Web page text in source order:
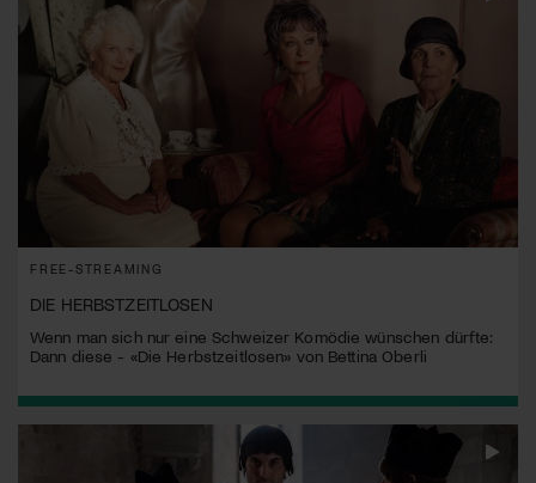
FREE-STREAMING
DIE HERBSTZEITLOSEN
Wenn man sich nur eine Schweizer Komödie wünschen dürfte:
Dann diese - «Die Herbstzeitlosen» von Bettina Oberli